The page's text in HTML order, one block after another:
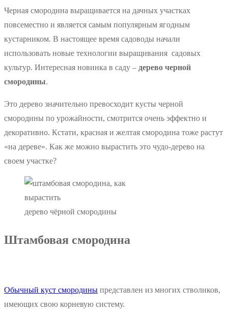
Черная смородина выращивается на дачных участках
повсеместно и является самым популярным ягодным
кустарником. В настоящее время садоводы начали
использовать новые технологии выращивания садовых
культур. Интересная новинка в саду – дерево черной
смородины.
Это дерево значительно превосходит кусты черной
смородины по урожайности, смотрится очень эффектно и
декоративно. Кстати, красная и желтая смородина тоже растут
«на дереве». Как же можно вырастить это чудо-дерево на
своем участке?
дерево чёрной смородины
Штамбовая смородина
Обычный куст смородины представлен из многих стволиков,
имеющих свою корневую систему.